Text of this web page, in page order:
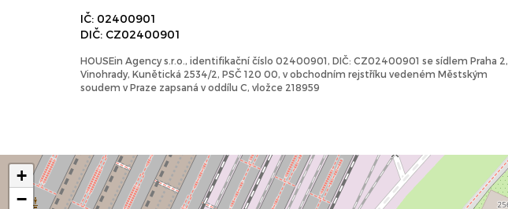
IČ: 02400901
DIČ: CZ02400901
HOUSEin Agency s.r.o., identifikační číslo 02400901, DIČ: CZ02400901 se sídlem Praha 2,
Vinohrady, Kunětická 2534/2, PSČ 120 00, v obchodním rejstříku vedeném Městským
soudem v Praze zapsaná v oddílu C, vložce 218959
+
−